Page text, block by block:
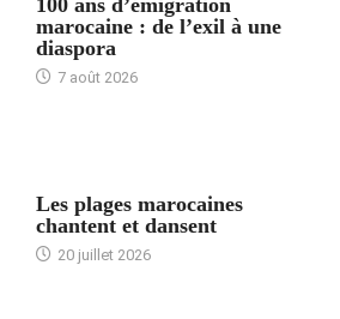
100 ans d’émigration
marocaine : de l’exil à une
diaspora
7 août 2026
Les plages marocaines
chantent et dansent
20 juillet 2026